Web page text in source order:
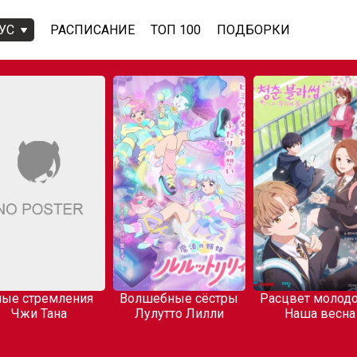
РАСПИСАНИЕ ТОП 100 ПОДБОРКИ
стремления
Чжи Тана
Волшебные сёстры
Лулутто Лилли
Расцвет
Наша весна